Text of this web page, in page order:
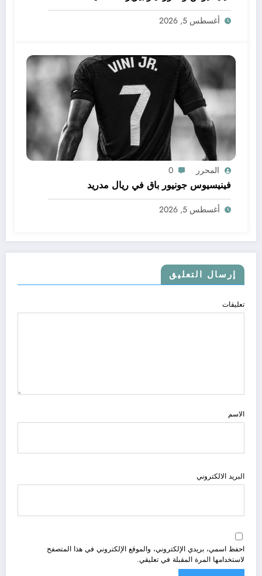
أغسطس 5, 2026
المحرر 0
فينيسيوس جونيور باق في ريال مدريد
أغسطس 5, 2026
إرسال التعليق
تعليقات
الاسم
البريد الالكتروني
احفظ اسمي، بريدي الإلكتروني، والموقع الإلكتروني في هذا المتصفح
لاستخدامها المرة المقبلة في تعليقي.